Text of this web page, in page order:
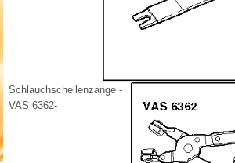
Schlauchschellenzange -
VAS 6362-